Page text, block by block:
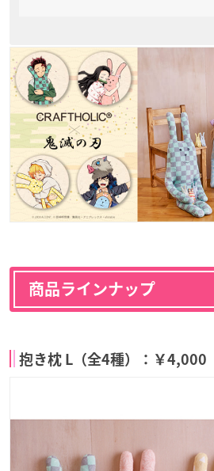
商品ラインナップ
抱き枕 L（全4種）：￥4,000